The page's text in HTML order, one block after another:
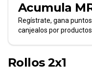
Acumula
Regístrate, gana
canjealos por
Rollos 2x1